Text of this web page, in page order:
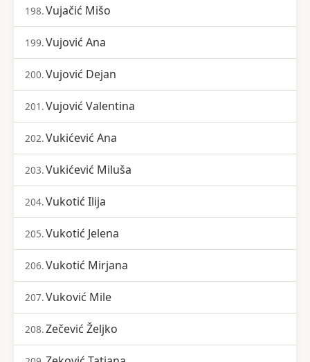
198.Vujačić Mišo
199.Vujović Ana
200.Vujović Dejan
201.Vujović Valentina
202.Vukićević Ana
203.Vukićević Miluša
204.Vukotić Ilija
205.Vukotić Jelena
206.Vukotić Mirjana
207.Vuković Mile
208.Zečević Željko